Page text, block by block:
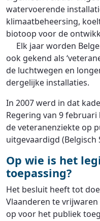
watervoerende
klimaatbeheersing,
biotoop voor de
Elk jaar worden
ook gekend als
de luchtwegen en
dergelijke installaties.
In 2007 werd in dat
Regering van 9
de veteranenziekte op
uitgevaardigd (Belgisch
Op wie is het
toepassing?
Het besluit heeft tot
Vlaanderen te
op voor het publiek